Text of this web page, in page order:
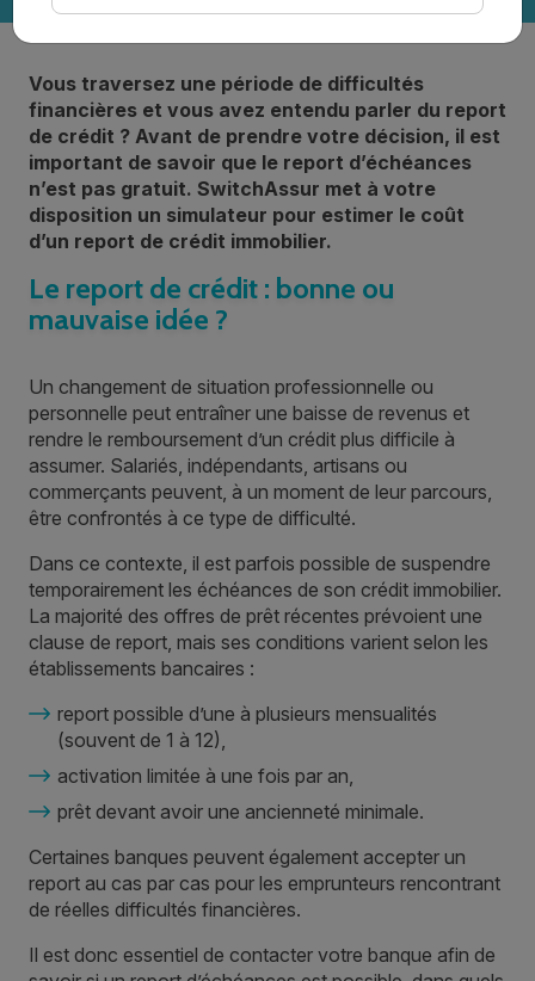
Vous traversez une période de difficultés
financières et vous avez entendu parler du report
de crédit ? Avant de prendre votre décision, il est
important de savoir que le report d’échéances
n’est pas gratuit. SwitchAssur met à votre
disposition un simulateur pour estimer le coût
d’un report de crédit immobilier.
Le report de crédit : bonne ou
mauvaise idée ?
Un changement de situation professionnelle ou
personnelle peut entraîner une baisse de revenus et
rendre le remboursement d’un crédit plus difficile à
assumer. Salariés, indépendants, artisans ou
commerçants peuvent, à un moment de leur parcours,
être confrontés à ce type de difficulté.
Dans ce contexte, il est parfois possible de suspendre
temporairement les échéances de son crédit immobilier.
La majorité des offres de prêt récentes prévoient une
clause de report, mais ses conditions varient selon les
établissements bancaires :
report possible d’une à plusieurs mensualités
(souvent de 1 à 12),
activation limitée à une fois par an,
prêt devant avoir une ancienneté minimale.
Certaines banques peuvent également accepter un
report au cas par cas pour les emprunteurs rencontrant
de réelles difficultés financières.
Il est donc essentiel de contacter votre banque afin de